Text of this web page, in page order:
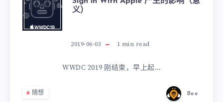
义）
2019-06-03 1 min read
WWDC 2019 刚结束，早上起…
随想 Bee